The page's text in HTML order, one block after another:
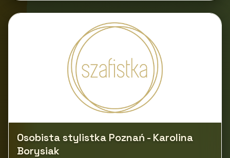
Osobista stylistka Poznań - Karolina
Borysiak